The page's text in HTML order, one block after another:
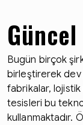
Bugün birçok
birleştirerek dev
fabrikalar,
tesisleri bu
kullanmaktadır.